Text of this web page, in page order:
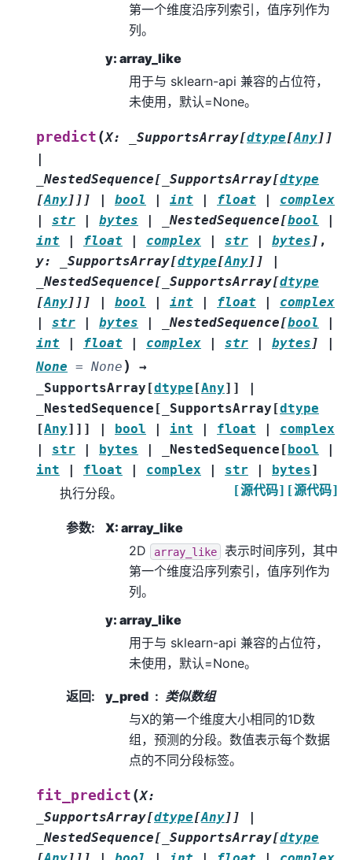
第一个维度沿序列索引，值序列作为
列。
y: array_like
用于与 sklearn-api 兼容的占位符，
未使用，默认=None。
predict (X: _SupportsArray[dtype[Any] ]
|
_NestedSequence[ _SupportsArray[dtype
[Any] ] ] | bool | int | float |
complex
|
str | bytes | _NestedSequence[bool
|
int
| float | complex | str | bytes ] ,
y: _SupportsArray[dtype[Any] ]
|
_NestedSequence[ _SupportsArray[dtype
[Any] ] ] | bool | int | float |
complex
|
str | bytes | _NestedSequence[bool
|
int
| float | complex | str | bytes ]
|
None = None )
→
_SupportsArray [dtype [Any] ]
|
_NestedSequence [ _SupportsArray [dtype
[Any] ] ] | bool | int | float |
complex
|
str | bytes | _NestedSequence [bool
|
int
| float | complex | str | bytes]
[源代码]
[源代码]
执行分段。
参数:
X: array_like
2D
array_like
表示时间序列，其中
第一个维度沿序列索引，值序列作为
列。
y: array_like
用于与 sklearn-api 兼容的占位符，
未使用，默认=None。
返回: y_pred
类似数组
与X的第一个维度大小相同的1D数
组，预测的分段。数值表示每个数据
点的不同分段标签。
fit_predict (X:
_SupportsArray[dtype[Any] ]
_NestedSequence[ _SupportsArray[dtype